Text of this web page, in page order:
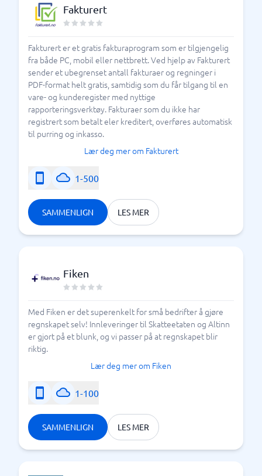
Fakturert
Fakturert er et gratis fakturaprogram som er tilgjengelig
fra både PC, mobil eller nettbrett. Ved hjelp av Fakturert
sender et ubegrenset antall fakturaer og regninger i
PDF-format helt gratis, samtidig som du får tilgang til en
vare- og kunderegister med nyttige
rapporteringsverktøy. Fakturaer som du ikke har
registrert som betalt eler kreditert, overføres automatisk
til purring og inkasso.
Lær deg mer om Fakturert
1-500
SAMMENLIGN LES MER
Fiken
Med Fiken er det superenkelt for små bedrifter å gjøre
regnskapet selv! Innleveringer til Skatteetaten og Altinn
er gjort på et blunk, og vi passer på at regnskapet blir
riktig.
Lær deg mer om Fiken
1-100
SAMMENLIGN LES MER